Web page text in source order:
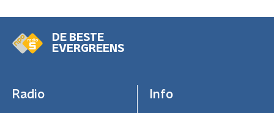
DE BESTE
EVERGREENS
Radio Info